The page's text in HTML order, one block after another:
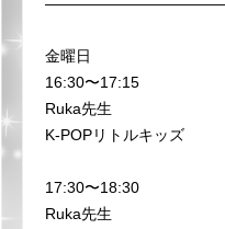
金曜日
16:30〜17:15
Ruka先生
K-POPリトルキッズ
17:30〜18:30
Ruka先生